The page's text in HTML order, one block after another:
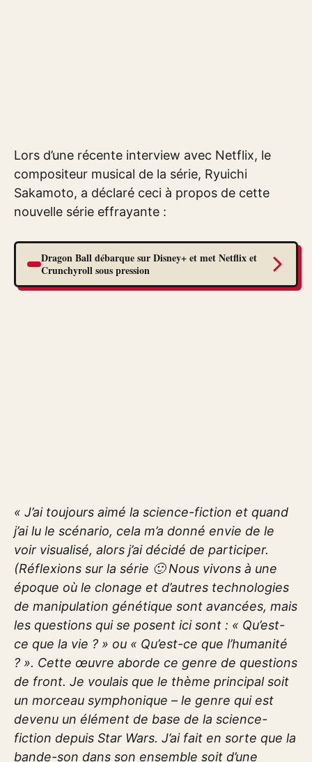
Lors d’une récente interview avec Netflix, le
compositeur musical de la série, Ryuichi
Sakamoto, a déclaré ceci à propos de cette
nouvelle série effrayante :
Dragon Ball débarque sur Disney+ et met Netflix et
Crunchyroll sous pression
« J’ai toujours aimé la science-fiction et quand
j’ai lu le scénario, cela m’a donné envie de le
voir visualisé, alors j’ai décidé de participer.
(Réflexions sur la série 🙂 Nous vivons à une
époque où le clonage et d’autres technologies
de manipulation génétique sont avancées, mais
les questions qui se posent ici sont : « Qu’est-
ce que la vie ? » ou « Qu’est-ce que l’humanité
? ». Cette œuvre aborde ce genre de questions
de front. Je voulais que le thème principal soit
un morceau symphonique – le genre qui est
devenu un élément de base de la science-
fiction depuis Star Wars. J’ai fait en sorte que la
bande-son dans son ensemble soit d’une